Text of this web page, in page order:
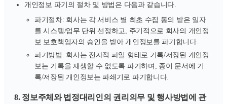
개인정보 파기의 절차 및 방법은 다음과 같습니다.
파기절차: 회사는 각 서비스 별 최초 수집 동의 받은 일자
를 시스템/업무 단위 선정하고, 주기적으로 회사의 개인정
보 보호책임자의 승인을 받아 개인정보를 파기합니다.
파기방법: 회사는 전자적 파일 형태로 기록/저장된 개인정
보는 기록을 재생할 수 없도록 파기하며, 종이 문서에 기
록/저장된 개인정보는 파쇄기로 파기합니다.
8. 정보주체와 법정대리인의 권리의무 및 행사방법에 관